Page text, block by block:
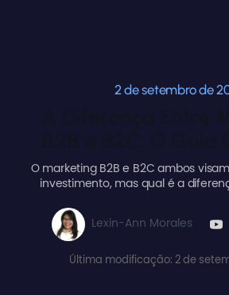
2 de setembro de
O marketing B2B e B2C ambos
investimento, mas qual é a
Lexin-Ann Morales
Última modificação: 2 de